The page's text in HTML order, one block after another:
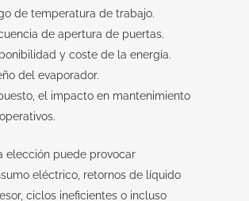
de temperatura de trabajo.
de apertura de puertas.
y coste de la energía.
del evaporador.
el impacto en mantenimiento
elección puede provocar
eléctrico, retornos de líquido
ciclos ineficientes o incluso